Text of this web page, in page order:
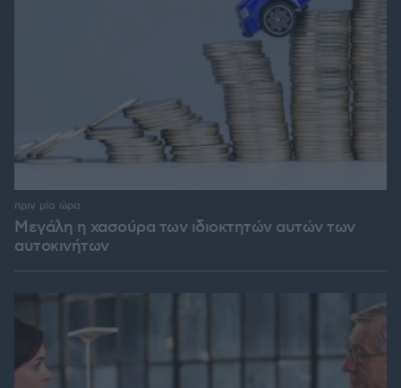
Μεγάλη η χασούρα των ιδιοκτητών αυτών των
αυτοκινήτων
πριν μία ώρα